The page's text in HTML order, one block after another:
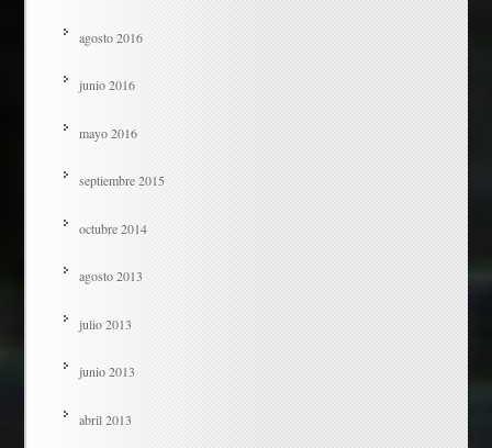
agosto 2016
junio 2016
mayo 2016
septiembre 2015
octubre 2014
agosto 2013
julio 2013
junio 2013
abril 2013